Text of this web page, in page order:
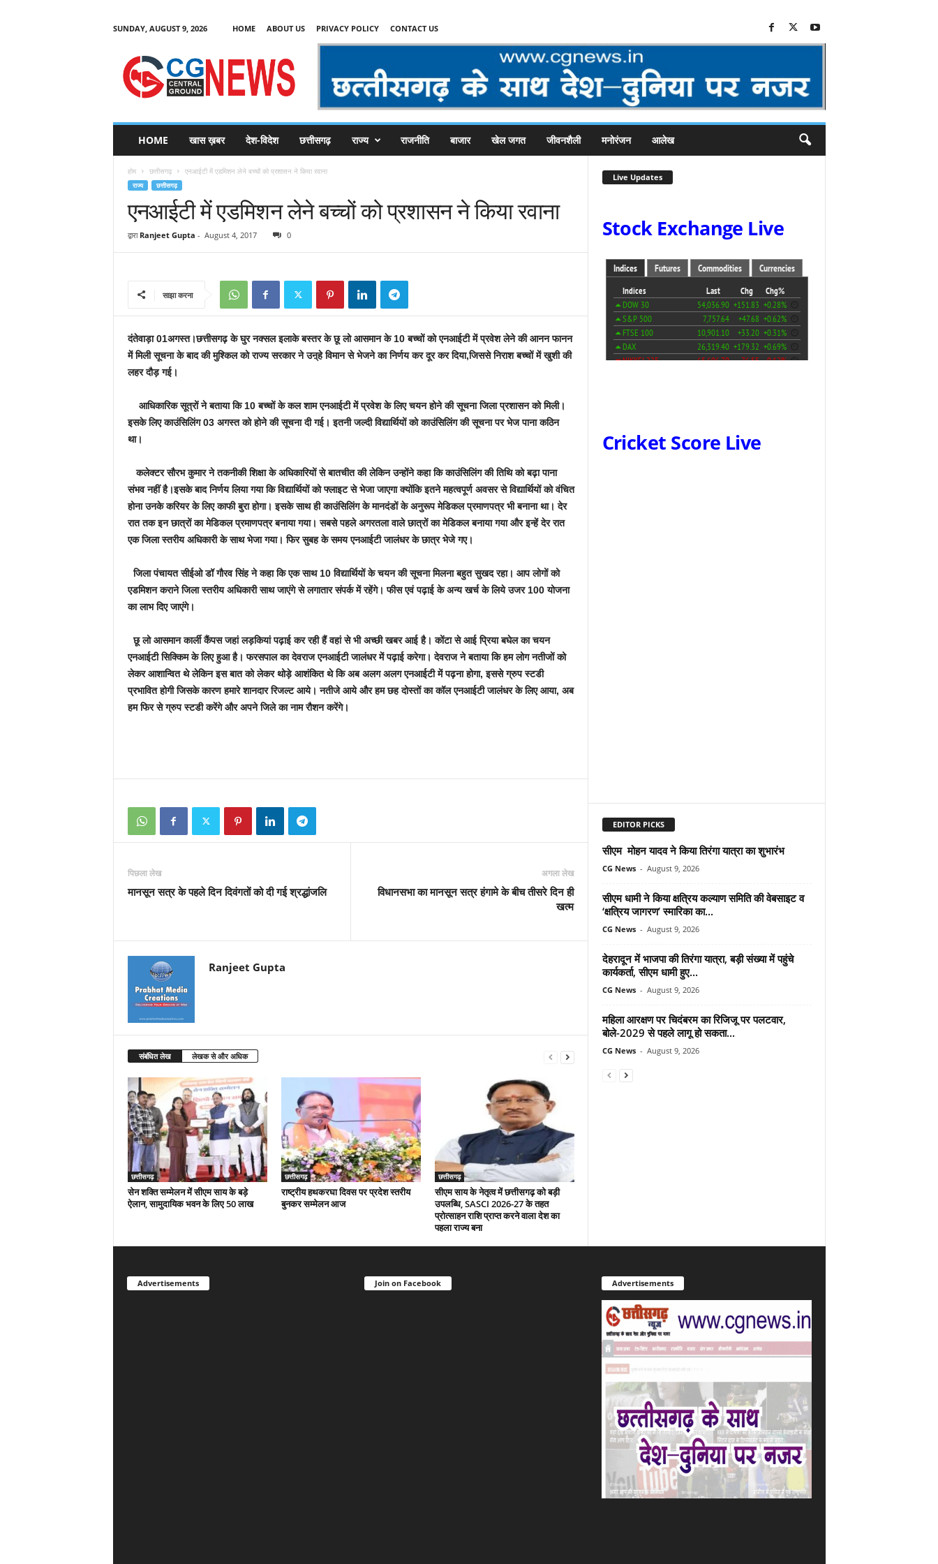
SUNDAY, AUGUST 9, 2026 HOME ABOUT US PRIVACY POLICY CONTACT US
C
HOME खास ख़बर देश-विदेश छत्तीसगढ़ राज्य राजनीति बाजार खेल जगत जीवनशैली मनोरंजन आलेख
होम छत्तीसगढ़ एनआईटी में एडमिशन लेने बच्चों को प्रशासन ने किया रवाना
राज्य छत्तीसगढ़
एनआईटी में एडमिशन लेने बच्चों को प्रशासन ने किया रवाना
द्वारा Ranjeet Gupta - August 4, 2017 0
साझा करना
दंतेवाड़ा 01अगस्त।छत्तीसगढ़ के घुर नक्सल इलाके बस्तर के छू लो आसमान के 10 बच्चों को एनआईटी में प्रवेश लेने की आनन फानन
में मिली सूचना के बाद की मुश्किल को राज्य सरकार ने उऩ्हे विमान से भेजने का निर्णय कर दूर कर दिया,जिससे निराश बच्चों में खुशी की
लहर दौड़ गई।
आधिकारिक सूत्रों ने बताया कि 10 बच्चों के कल शाम एनआईटी में प्रवेश के लिए चयन होने की सूचना जिला प्रशासन को मिली।
इसके लिए काउंसिलिंग 03 अगस्त को होने की सूचना दी गई। इतनी जल्दी विद्यार्थियों को काउंसिलिंग की सूचना पर भेज पाना कठिन
था।
कलेक्टर सौरभ कुमार ने तकनीकी शिक्षा के अधिकारियों से बातचीत की लेकिन उन्होंने कहा कि काउंसिलिंग की तिथि को बढ़ा पाना
संभव नहीं है।इसके बाद निर्णय लिया गया कि विद्यार्थियों को फ्लाइट से भेजा जाएगा क्योंकि इतने महत्वपूर्ण अवसर से विद्यार्थियों को वंचित
होना उनके करियर के लिए काफी बुरा होगा। इसके साथ ही काउंसिलिंग के मानदंडों के अनुरूप मेडिकल प्रमाणपत्र भी बनाना था। देर
रात तक इन छात्रों का मेडिकल प्रमाणपत्र बनाया गया। सबसे पहले अगरतला वाले छात्रों का मेडिकल बनाया गया और इन्हें देर रात
एक जिला स्तरीय अधिकारी के साथ भेजा गया। फिर सुबह के समय एनआईटी जालंधर के छात्र भेजे गए।
जिला पंचायत सीईओ डॉ गौरव सिंह ने कहा कि एक साथ 10 विद्यार्थियों के चयन की सूचना मिलना बहुत सुखद रहा। आप लोगों को
एडमिशन कराने जिला स्तरीय अधिकारी साथ जाएंगे से लगातार संपर्क में रहेंगे। फीस एवं पढ़ाई के अन्य खर्च के लिये उजर 100 योजना
का लाभ दिए जाएंगे।
छू लो आसमान कार्ली कैंपस जहां लड़कियां पढ़ाई कर रही हैं वहां से भी अच्छी खबर आई है। कोंटा से आई प्रिया बघेल का चयन
एनआईटी सिक्किम के लिए हुआ है। फरसपाल का देवराज एनआईटी जालंधर में पढ़ाई करेगा। देवराज ने बताया कि हम लोग नतीजों को
लेकर आशान्वित थे लेकिन इस बात को लेकर थोड़े आशंकित थे कि अब अलग अलग एनआईटी में पढ़ना होगा, इससे ग्रुप स्टडी
प्रभावित होगी जिसके कारण हमारे शानदार रिजल्ट आये। नतीजे आये और हम छह दोस्तों का कॉल एनआईटी जालंधर के लिए आया, अब
हम फिर से ग्रुप स्टडी करेंगे और अपने जिले का नाम रौशन करेंगे।
पिछला लेख
मानसून सत्र के पहले दिन दिवंगतों को दी गई श्रद्धांजलि
अगला लेख
विधानसभा का मानसून सत्र हंगामे के बीच तीसरे दिन ही
खत्म
Ranjeet Gupta
संबंधित लेख लेखक से और अधिक
छत्तीसगढ़
सेन शक्ति सम्मेलन में सीएम साय के बड़े
ऐलान, सामुदायिक भवन के लिए 50 लाख
छत्तीसगढ़
राष्ट्रीय हथकरघा दिवस पर प्रदेश स्तरीय
बुनकर सम्मेलन आज
छत्तीसगढ़
सीएम साय के नेतृत्व में छत्तीसगढ़ को बड़ी
उपलब्धि, SASCI 2026-27 के तहत
प्रोत्साहन राशि प्राप्त करने वाला देश का
पहला राज्य बना
Live Updates
Stock Exchange Live
Cricket Score Live
EDITOR PICKS
सीएम मोहन यादव ने किया तिरंगा यात्रा का शुभारंभ
CG News - August 9, 2026
सीएम धामी ने किया क्षत्रिय कल्याण समिति की वेबसाइट व
‘क्षत्रिय जागरण’ स्मारिका का...
CG News - August 9, 2026
देहरादून में भाजपा की तिरंगा यात्रा, बड़ी संख्या में पहुंचे
कार्यकर्ता, सीएम धामी हुए...
CG News - August 9, 2026
महिला आरक्षण पर चिदंबरम का रिजिजू पर पलटवार,
बोले-2029 से पहले लागू हो सकता...
CG News - August 9, 2026
Advertisements Join on Facebook Advertisements